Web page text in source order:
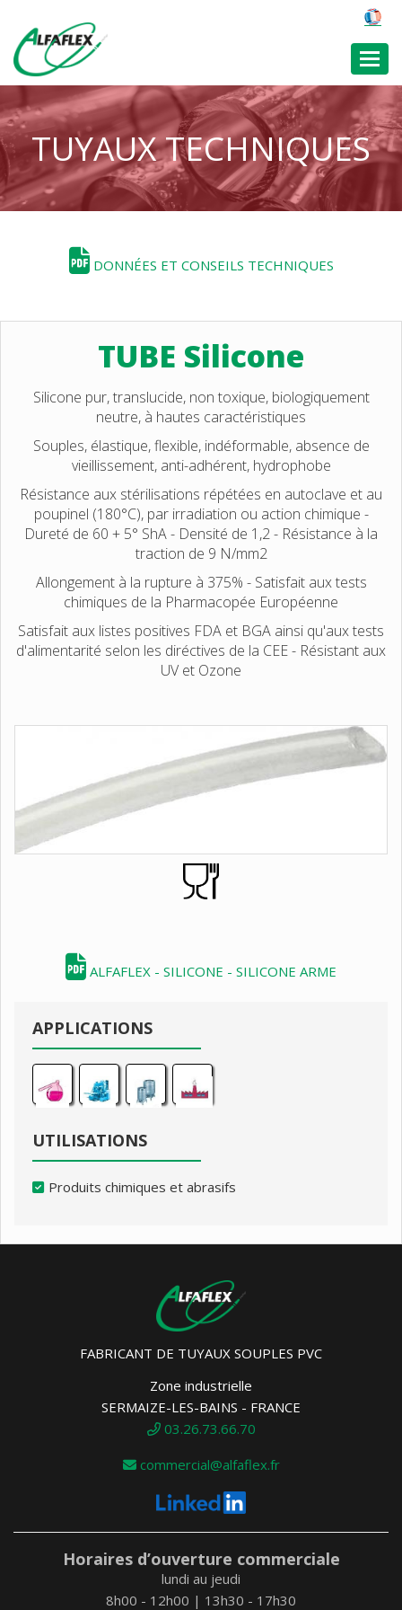
TUYAUX TECHNIQUES
DONNÉES ET CONSEILS TECHNIQUES
TUBE Silicone
Silicone pur, translucide, non toxique, biologiquement
neutre, à hautes caractéristiques
Souples, élastique, flexible, indéformable, absence de
vieillissement, anti-adhérent, hydrophobe
Résistance aux stérilisations répétées en autoclave et au
poupinel (180°C), par irradiation ou action chimique -
Dureté de 60 + 5° ShA - Densité de 1,2 - Résistance à la
traction de 9 N/mm2
Allongement à la rupture à 375% - Satisfait aux tests
chimiques de la Pharmacopée Européenne
Satisfait aux listes positives FDA et BGA ainsi qu'aux tests
d'alimentarité selon les diréctives de la CEE - Résistant aux
UV et Ozone
ALFAFLEX - SILICONE - SILICONE ARME
APPLICATIONS
UTILISATIONS
Produits chimiques et abrasifs
FABRICANT DE TUYAUX SOUPLES PVC
Zone industrielle
SERMAIZE-LES-BAINS - FRANCE
03.26.73.66.70
commercial@alfaflex.fr
Horaires d’ouverture commerciale
lundi au jeudi
8h00 - 12h00 | 13h30 - 17h30